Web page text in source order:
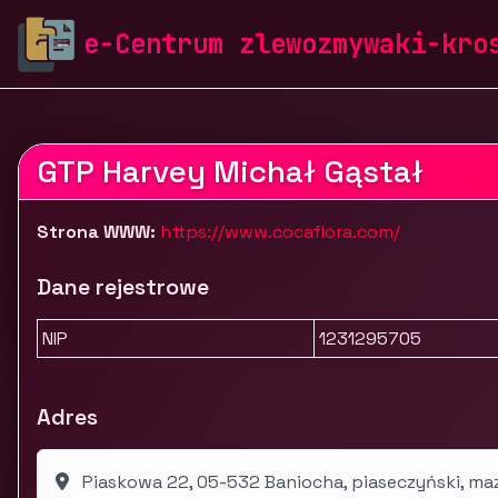
e-Centrum zlewozmywaki-
zlewozmywaki-krosch.pl Firmy Dom i ogród
GTP Harvey Michał Gąstał
Strona WWW: https://www.cocaflora.com/
Dane rejestrowe
NIP 1231295705
Adres
Piaskowa 22, 05-532 Baniocha, piaseczyński,